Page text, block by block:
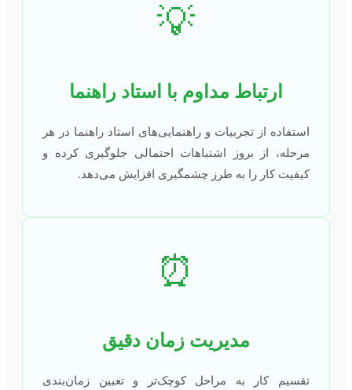
💡
ارتباط مداوم با استاد راهنما
استفاده از تجربیات و راهنمایی‌های استاد راهنما در هر
مرحله، از بروز اشتباهات احتمالی جلوگیری کرده و
کیفیت کار را به طرز چشمگیری افزایش می‌دهد.
⏰
مدیریت زمان دقیق
تقسیم کار به مراحل کوچک‌تر و تعیین زمان‌بندی